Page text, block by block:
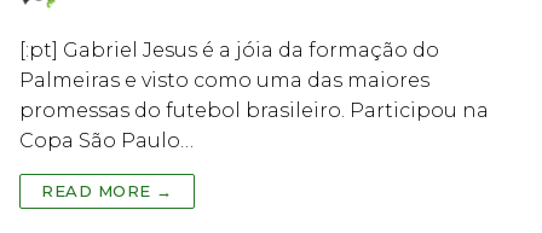
[:pt] Gabriel Jesus é a jóia da formação do
Palmeiras e visto como uma das maiores
promessas do futebol brasileiro. Participou na
Copa São Paulo…
READ MORE →